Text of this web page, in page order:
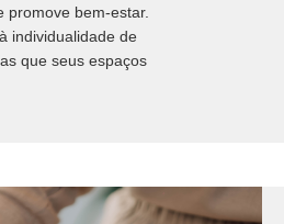
promove bem-estar.
individualidade de
que seus espaços